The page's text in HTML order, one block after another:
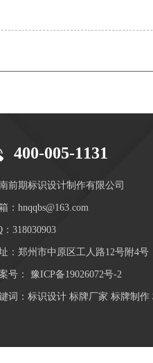
400-005-1131
前期标识设计制作有限公司
：hnqqbs@163.com
：318030903
：郑州市中原区工人路12号附4号
号： 豫ICP备19026072号-2
词：标识设计 标牌厂家 标牌制